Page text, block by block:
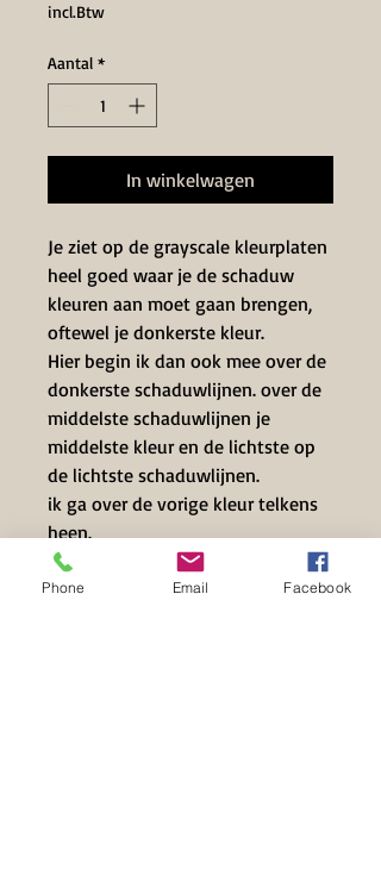
incl.Btw
Aantal *
In winkelwagen
Je ziet op de grayscale kleurplaten
heel goed waar je de schaduw
kleuren aan moet gaan brengen,
oftewel je donkerste kleur.
Hier begin ik dan ook mee over de
donkerste schaduwlijnen. over de
middelste schaduwlijnen je
middelste kleur en de lichtste op
de lichtste schaduwlijnen.
ik ga over de vorige kleur telkens
heen.
daarna je gompotlood en blenden
Phone Email Facebook